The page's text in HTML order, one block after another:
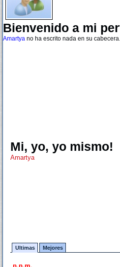
Bienvenido a mi
Amartya no ha escrito nada en su cabecera.
Mi, yo, yo mismo!
Amartya
Ultimas Mejores